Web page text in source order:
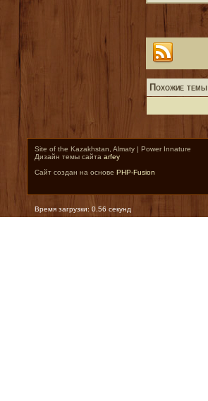
Похожие темы
Site of the Kazakhstan, Almaty | Power Innature
Дизайн темы сайта arfey
Сайт создан на основе PHP-Fusion
Время загрузки: 0.56 секунд